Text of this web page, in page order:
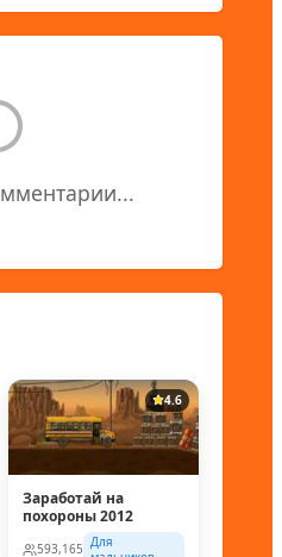
4.6
Заработай на
похороны 2012
593,165 Для